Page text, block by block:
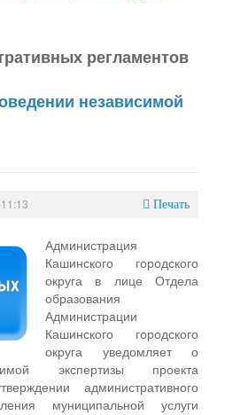
регламентов
независимой
Печать
Администрация
Кашинского городского
округа в лице Отдела
образования
Администрации
Кашинского городского
округа уведомляет о
экспертизы проекта
административного
муниципальной услуги